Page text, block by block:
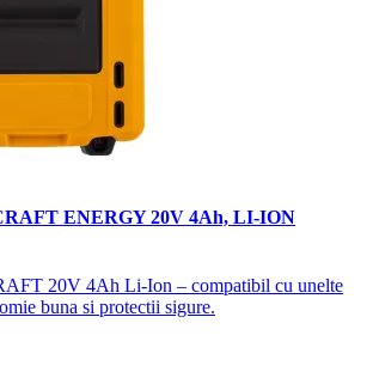
ENERGY 20V 4Ah, LI-ION
20V 4Ah Li-Ion – compatibil cu unelte
buna si protectii sigure.